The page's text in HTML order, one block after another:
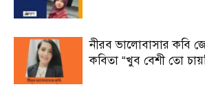
নীরব ভালোবাসার কবি
কবিতা “খুব বেশী তো